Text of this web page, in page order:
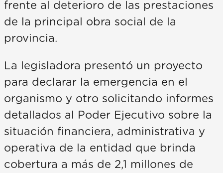
frente al deterioro de las prestaciones
de la principal obra social de la
provincia.
La legisladora presentó un proyecto
para declarar la emergencia en el
organismo y otro solicitando informes
detallados al Poder Ejecutivo sobre la
situación financiera, administrativa y
operativa de la entidad que brinda
cobertura a más de 2,1 millones de